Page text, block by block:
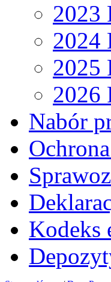
2023
2024
2025
2026
Nabór
Kodeks